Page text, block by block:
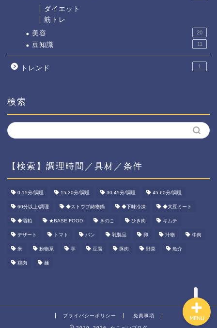
ダイエット
筋トレ
美容
20
豆知識 11
トレンド 1
検索
【検索】調理時間／具材／条件
0-15分/調理 15-30分/調理 30-45分/調理 45-60分/調理
60分以上/調理 ◆ストウブ鋳物鍋 ◆下味冷凍 ◆大豆ミート
◆酒粕 ★BASE FOOD きのこ ひき肉 キムチ
デザート トマト パン 乳製品 卵 汁物 牛肉
米 粉物系 芋 豆腐 豚肉 野菜 魚介
鶏肉 麺
プライバシーポリシー 免責事項 MENU
ホーム
資産運用
ダイエット